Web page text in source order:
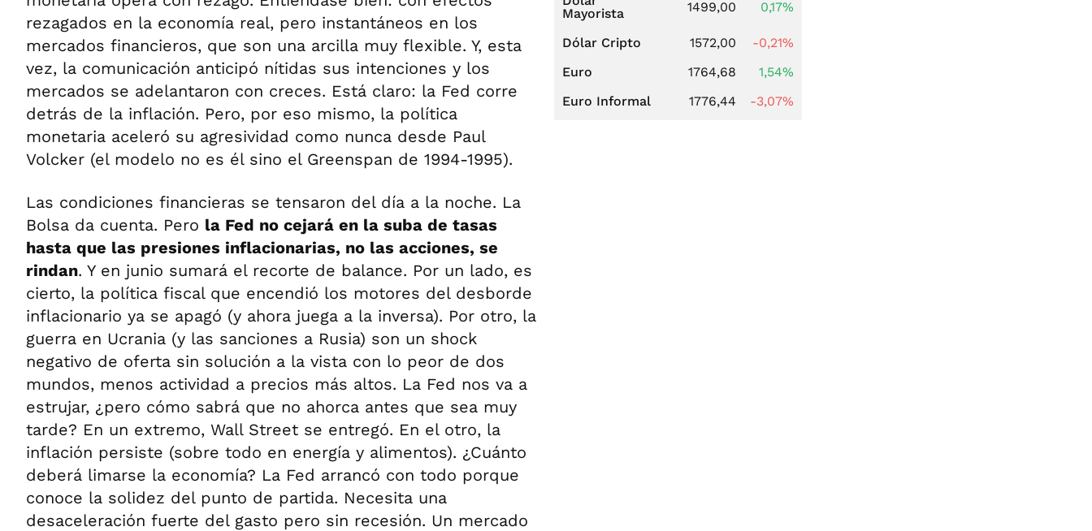
rezagados en la economía real, pero instantáneos en los
mercados financieros, que son una arcilla muy flexible. Y, esta
vez, la comunicación anticipó nítidas sus intenciones y los
mercados se adelantaron con creces. Está claro: la Fed corre
detrás de la inflación. Pero, por eso mismo, la política
monetaria aceleró su agresividad como nunca desde Paul
Volcker (el modelo no es él sino el Greenspan de 1994-1995).
Las condiciones financieras se tensaron del día a la noche. La
Bolsa da cuenta. Pero la Fed no cejará en la suba de tasas
hasta que las presiones inflacionarias, no las acciones, se
rindan. Y en junio sumará el recorte de balance. Por un lado, es
cierto, la política fiscal que encendió los motores del desborde
inflacionario ya se apagó (y ahora juega a la inversa). Por otro, la
guerra en Ucrania (y las sanciones a Rusia) son un shock
negativo de oferta sin solución a la vista con lo peor de dos
mundos, menos actividad a precios más altos. La Fed nos va a
estrujar, ¿pero cómo sabrá que no ahorca antes que sea muy
tarde? En un extremo, Wall Street se entregó. En el otro, la
inflación persiste (sobre todo en energía y alimentos). ¿Cuánto
deberá limarse la economía? La Fed arrancó con todo porque
conoce la solidez del punto de partida. Necesita una
desaceleración fuerte del gasto pero sin recesión. Un mercado
Mayorista
1499,00 0,17%
Dólar Cripto 1572,00
-0,21%
Euro
1764,68
1,54%
Euro Informal
1776,44 -3,07%